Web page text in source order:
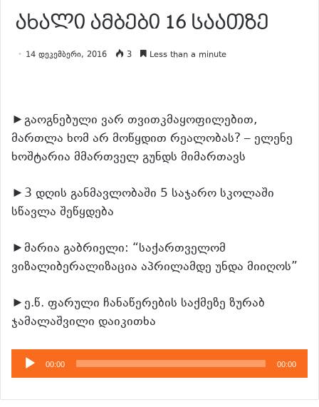
ახალი ამბები 16 საათზე
14 დეკემბერი, 2016 3 Less than a minute
►გაოგნებული ვარ თვითკმაყოფილებით,
მართლა ხომ არ მოწყდით რეალობას? – ელენე
ხოშტარია მმართველ გუნდს მიმართავს
►3 დღის განმავლობაში 5 საჯარო სკოლაში
სწავლა შეწყდება
►მარია გაბრიელი: “საქართველომ
ვიზალიბერალიზაცია აპრილამდე უნდა მიიღოს”
►ე.წ. ფარული ჩანაწერების საქმეზე ზურაბ
ჯამალაშვილი დაიკითხა
აუდიო
დამკვრელი
00:00 00:00